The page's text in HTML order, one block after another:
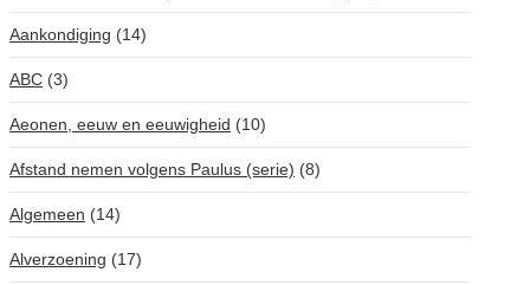
Aankondiging (14)
ABC (3)
Aeonen, eeuw en eeuwigheid (10)
Afstand nemen volgens Paulus (serie) (8)
Algemeen (14)
Alverzoening (17)